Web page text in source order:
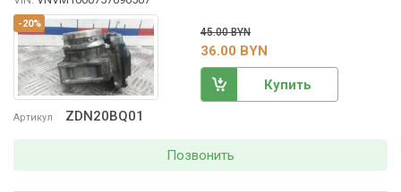
-20%
Артикул ZDN20BQ01
45.00 BYN
36.00 BYN
Купить
Позвонить